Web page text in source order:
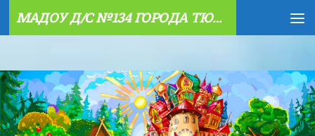
Skip to content МАДОУ Д/С №134 ГОРОДА ТЮМЕНИ